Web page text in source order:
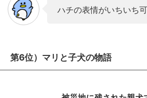
ハチの表情がいちいち
第6位）マリと子犬の物語